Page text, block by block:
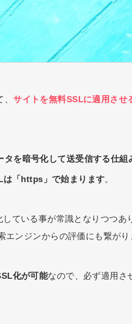
、サイトを無料SSLに適用させ
タを暗号化して送受信する仕組
は「https」で始まります。
ている事が常識となりつつあ
エンジンからの評価にも繋がり
化が可能なので、必ず適用さ